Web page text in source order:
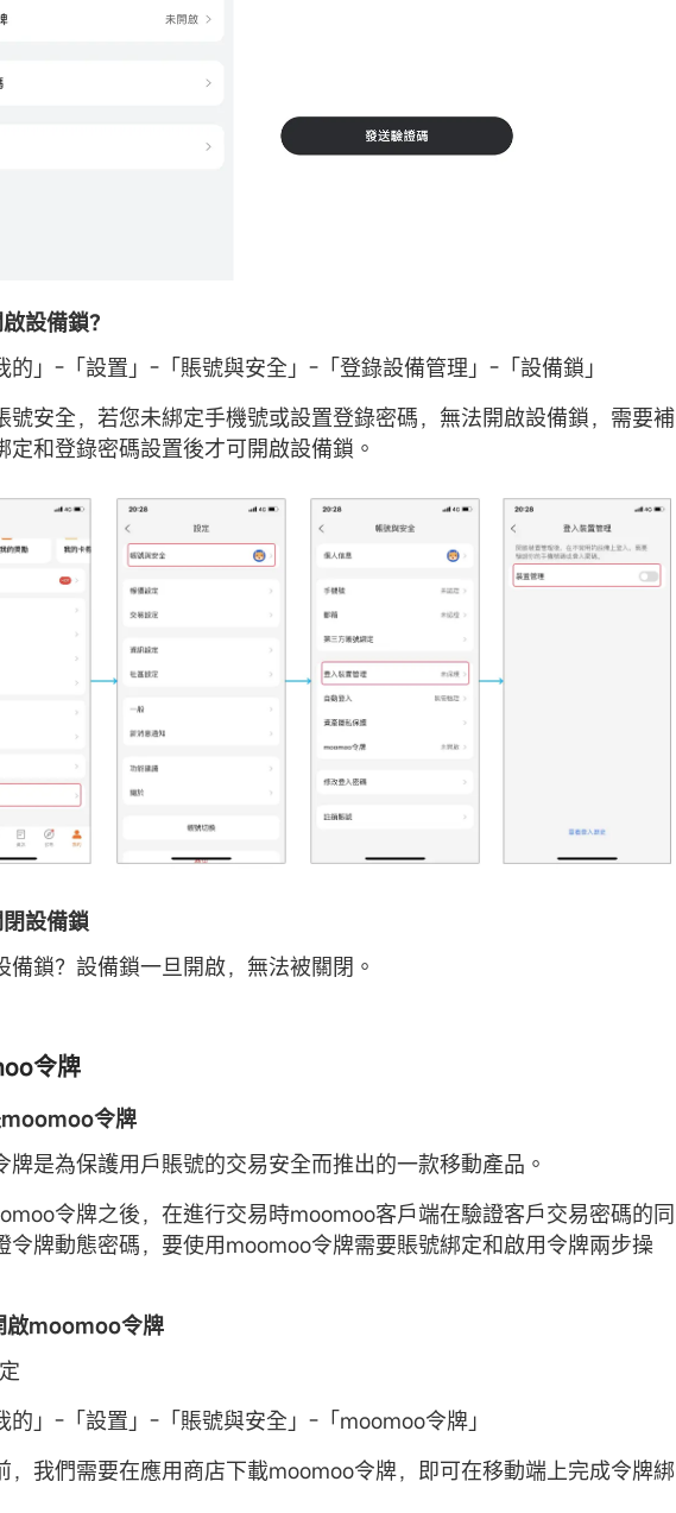
設備鎖？
的」-「設置」-「賬號與安全」-「登錄設備管理」-「設備鎖」
號安全，若您未綁定手機號或設置登錄密碼，無法開啟設備鎖，需要補
定和登錄密碼設置後才可開啟設備鎖。
設備鎖
備鎖？設備鎖一旦開啟，無法被關閉。
令牌
moomoo令牌
牌是為保護用戶賬號的交易安全而推出的一款移動產品。
令牌之後，在進行交易時moomoo客戶端在驗證客戶交易密碼的同
令牌動態密碼，要使用moomoo令牌需要賬號綁定和啟用令牌兩步操
啟moomoo令牌
的」-「設置」-「賬號與安全」-「moomoo令牌」
，我們需要在應用商店下載moomoo令牌，即可在移動端上完成令牌綁